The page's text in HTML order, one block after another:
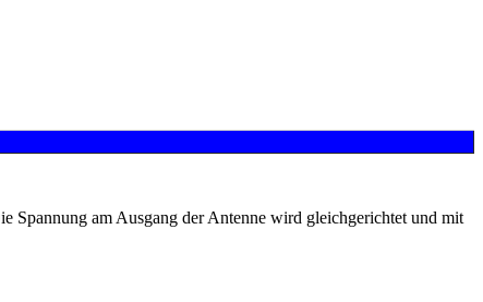
Spannung am Ausgang der Antenne wird gleichgerichtet und mit